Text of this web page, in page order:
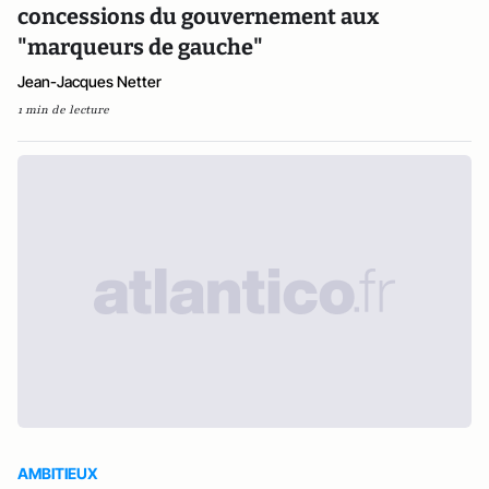
concessions du gouvernement aux
"marqueurs de gauche"
Jean-Jacques Netter
1 min de lecture
AMBITIEUX